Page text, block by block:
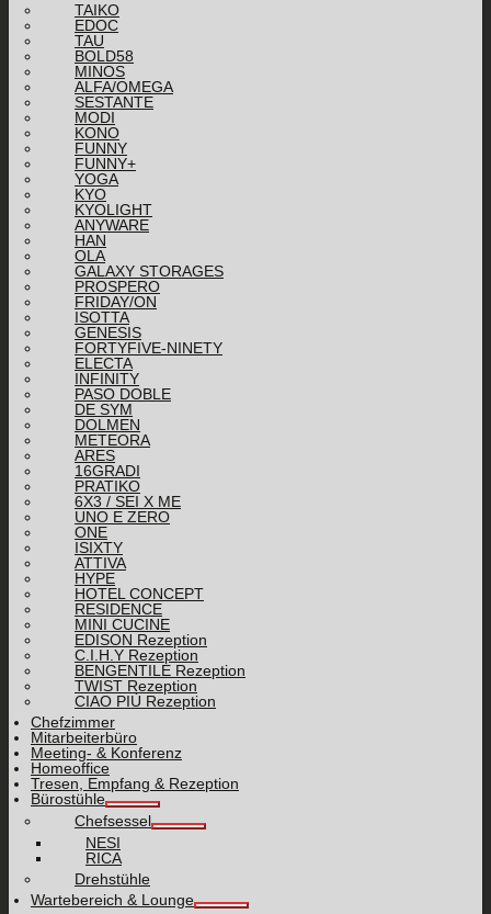
TAIKO
EDOC
TAU
BOLD58
MINOS
ALFA/OMEGA
SESTANTE
MODI
KONO
FUNNY
FUNNY+
YOGA
KYO
KYOLIGHT
ANYWARE
HAN
OLA
GALAXY STORAGES
PROSPERO
FRIDAY/ON
ISOTTA
GENESIS
FORTYFIVE-NINETY
ELECTA
INFINITY
PASO DOBLE
DE SYM
DOLMEN
METEORA
ARES
16GRADI
PRATIKO
6X3 / SEI X ME
UNO E ZERO
ONE
ISIXTY
ATTIVA
HYPE
HOTEL CONCEPT
RESIDENCE
MINI CUCINE
EDISON Rezeption
C.I.H.Y Rezeption
BENGENTILE Rezeption
TWIST Rezeption
CIAO PIÙ Rezeption
Chefzimmer
Mitarbeiterbüro
Meeting- & Konferenz
Homeoffice
Tresen, Empfang & Rezeption
Bürostühle
Chefsessel
NESI
RICA
Drehstühle
Wartebereich & Lounge